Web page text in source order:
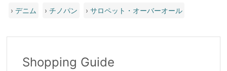
›デニム ›チノパン ›サロペット・オーバーオール
Shopping Guide